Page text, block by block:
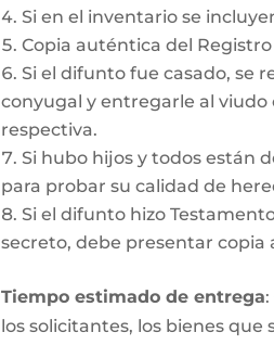
Si en el inventario se
Copia auténtica del
Si el difunto fue casado, se
conyugal y entregarle al viudo
respectiva.
Si hubo hijos y todos están
para probar su calidad de
Si el difunto hizo
secreto, debe presentar
Tiempo estimado de entrega
los solicitantes, los bienes